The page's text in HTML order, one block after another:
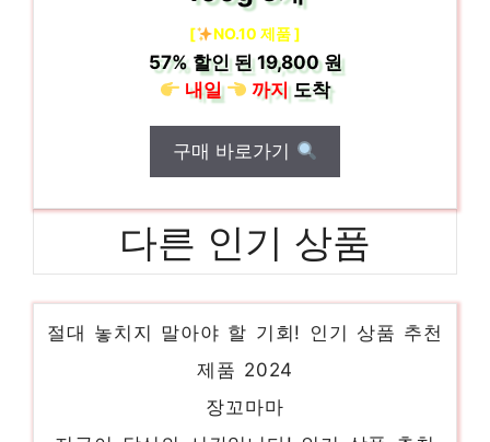
[ NO.10 제품 ]
57%할인 된19,800 원
내일
까지도착
구매 바로가기
다른 인기 상품
마늘쫑채장아찌